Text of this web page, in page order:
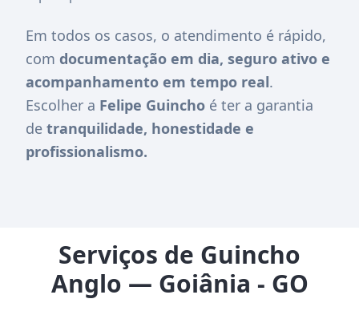
Em todos os casos, o atendimento é rápido,
com documentação em dia, seguro ativo e
acompanhamento em tempo real.
Escolher a Felipe Guincho é ter a garantia
de tranquilidade, honestidade e
profissionalismo.
Serviços de Guincho
Anglo — Goiânia - GO